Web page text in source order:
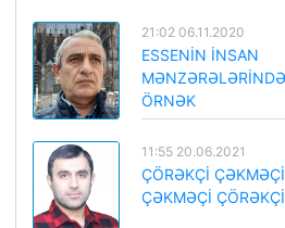
21:02 06.11.2020
ESSENİN İNSAN
ÖRNƏK
11:55 20.06.2021
ÇÖRƏKÇİ
ÇƏKMƏÇİ